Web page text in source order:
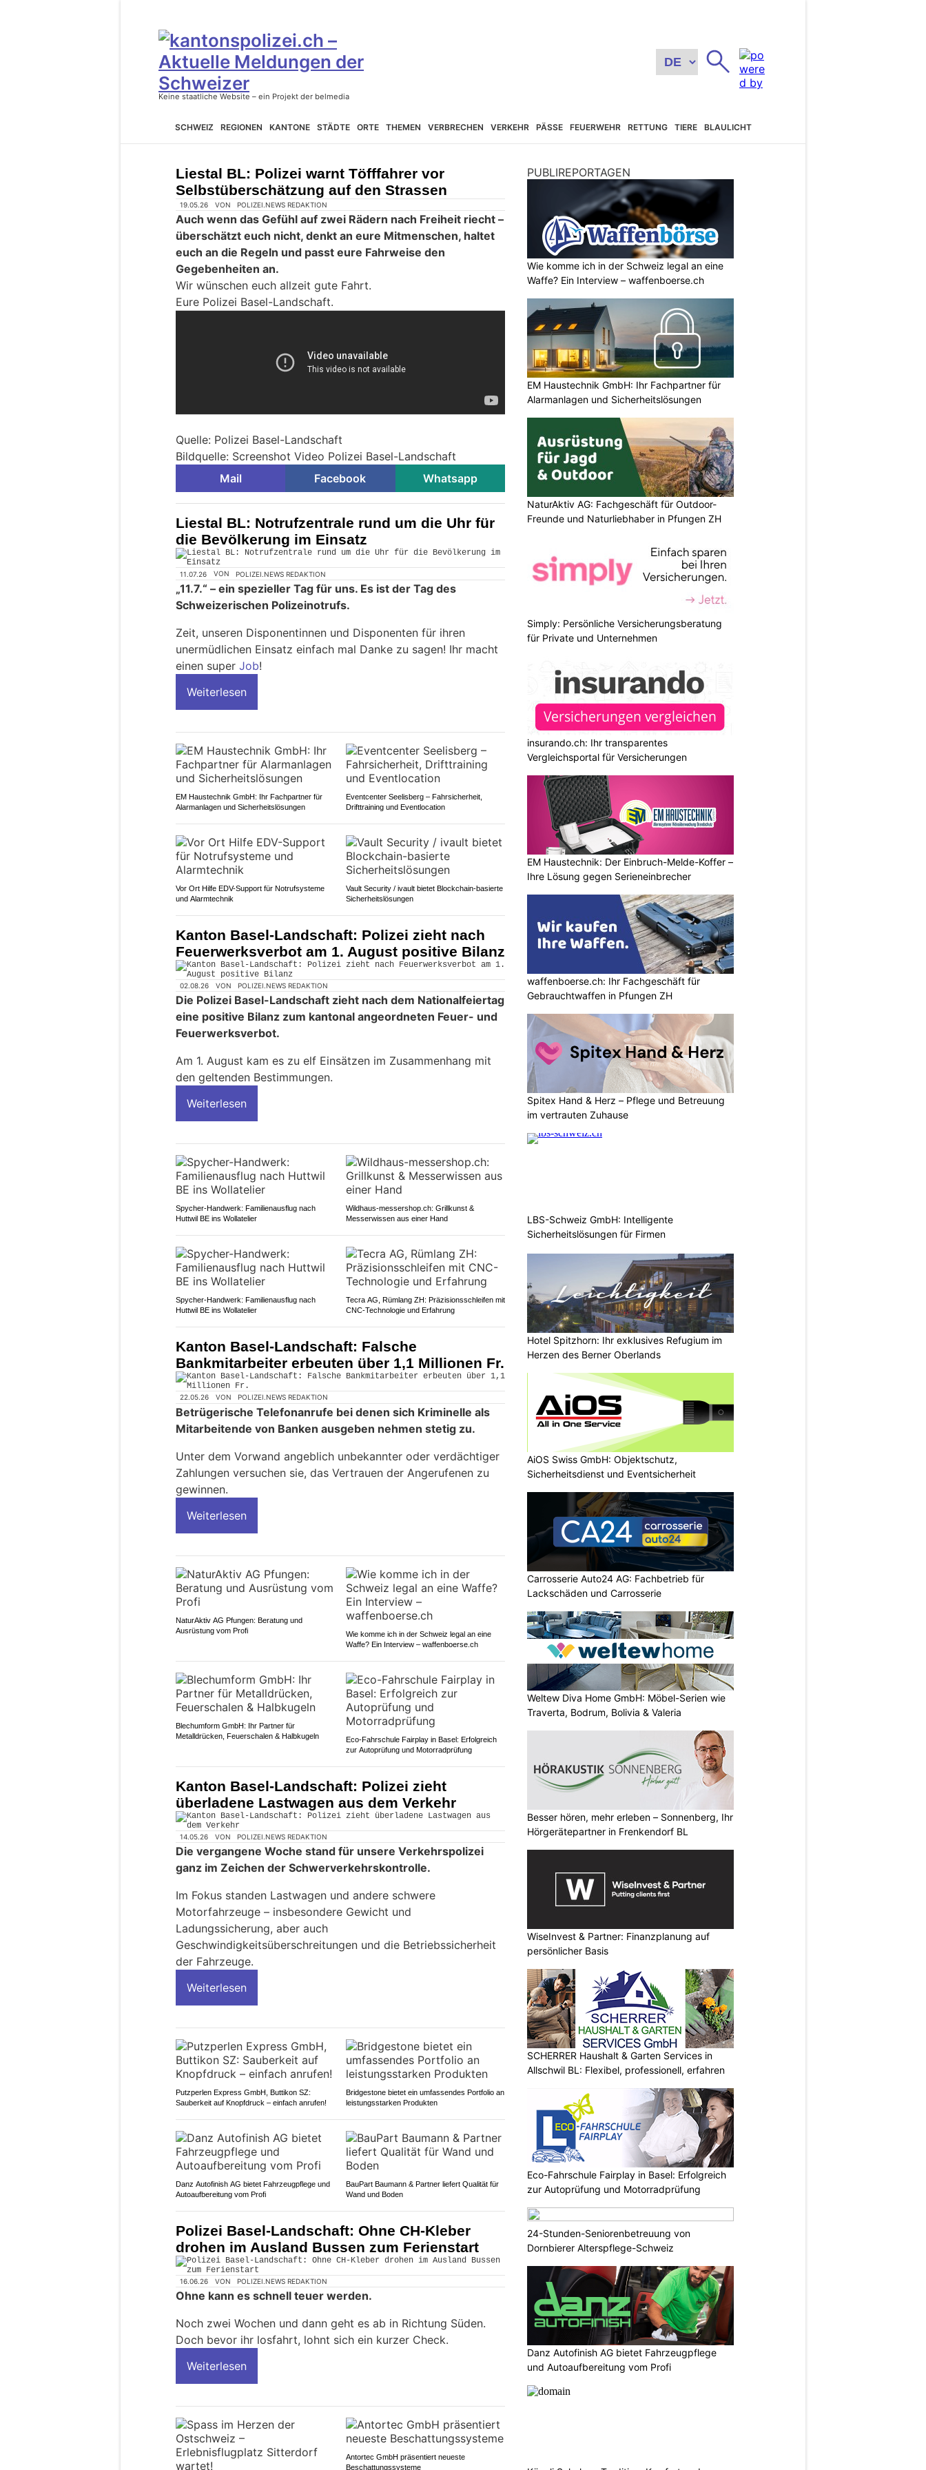
SCHWEIZ REGIONEN KANTONE STÄDTE ORTE THEMEN VERBRECHEN VERKEHR PÄSSE FEUERWEHR RETTUNG TIERE BLAULICHT
Liestal BL: Polizei warnt Töfffahrer vor
Selbstüberschätzung auf den Strassen
19.05.26 VON POLIZEI.NEWS REDAKTION
Auch wenn das Gefühl auf zwei Rädern nach Freiheit riecht –
überschätzt euch nicht, denkt an eure Mitmenschen, haltet
euch an die Regeln und passt eure Fahrweise den
Gegebenheiten an.
Wir wünschen euch allzeit gute Fahrt.
Eure Polizei Basel-Landschaft.
Quelle: Polizei Basel-Landschaft
Bildquelle: Screenshot Video Polizei Basel-Landschaft
Mail
Facebook Whatsapp
Liestal BL: Notrufzentrale rund um die Uhr für
die Bevölkerung im Einsatz
11.07.26 VON POLIZEI.NEWS REDAKTION
„11.7.“ – ein spezieller Tag für uns. Es ist der Tag des
Schweizerischen Polizeinotrufs.
Zeit, unseren Disponentinnen und Disponenten für ihren
unermüdlichen Einsatz einfach mal Danke zu sagen! Ihr macht
einen super Job!
Weiterlesen
EM Haustechnik GmbH: Ihr Fachpartner für
Alarmanlagen und Sicherheitslösungen
Eventcenter Seelisberg – Fahrsicherheit,
Drifttraining und Eventlocation
Vor Ort Hilfe EDV-Support für Notrufsysteme
und Alarmtechnik
Vault Security / ivault bietet Blockchain-basierte
Sicherheitslösungen
Kanton Basel-Landschaft: Polizei zieht nach
Feuerwerksverbot am 1. August positive Bilanz
02.08.26 VON POLIZEI.NEWS REDAKTION
Die Polizei Basel-Landschaft zieht nach dem Nationalfeiertag
eine positive Bilanz zum kantonal angeordneten Feuer- und
Feuerwerksverbot.
Am 1. August kam es zu elf Einsätzen im Zusammenhang mit
den geltenden Bestimmungen.
Weiterlesen
Spycher-Handwerk: Familienausflug nach
Huttwil BE ins Wollatelier
Wildhaus-messershop.ch: Grillkunst &
Messerwissen aus einer Hand
Spycher-Handwerk: Familienausflug nach
Huttwil BE ins Wollatelier
Tecra AG, Rümlang ZH: Präzisionsschleifen mit
CNC-Technologie und Erfahrung
Kanton Basel-Landschaft: Falsche
Bankmitarbeiter erbeuten über 1,1 Millionen Fr.
22.05.26 VON POLIZEI.NEWS REDAKTION
Betrügerische Telefonanrufe bei denen sich Kriminelle als
Mitarbeitende von Banken ausgeben nehmen stetig zu.
Unter dem Vorwand angeblich unbekannter oder verdächtiger
Zahlungen versuchen sie, das Vertrauen der Angerufenen zu
gewinnen.
Weiterlesen
NaturAktiv AG Pfungen: Beratung und
Ausrüstung vom Profi
Wie komme ich in der Schweiz legal an eine
Waffe? Ein Interview – waffenboerse.ch
Blechumform GmbH: Ihr Partner für
Metalldrücken, Feuerschalen & Halbkugeln
Eco-Fahrschule Fairplay in Basel: Erfolgreich
zur Autoprüfung und Motorradprüfung
Kanton Basel-Landschaft: Polizei zieht
überladene Lastwagen aus dem Verkehr
14.05.26 VON POLIZEI.NEWS REDAKTION
Die vergangene Woche stand für unsere Verkehrspolizei
ganz im Zeichen der Schwerverkehrskontrolle.
Im Fokus standen Lastwagen und andere schwere
Motorfahrzeuge – insbesondere Gewicht und
Ladungssicherung, aber auch
Geschwindigkeitsüberschreitungen und die Betriebssicherheit
der Fahrzeuge.
Weiterlesen
Putzperlen Express GmbH, Buttikon SZ:
Sauberkeit auf Knopfdruck – einfach anrufen!
Bridgestone bietet ein umfassendes Portfolio an
leistungsstarken Produkten
Danz Autofinish AG bietet Fahrzeugpflege und
Autoaufbereitung vom Profi
BauPart Baumann & Partner liefert Qualität für
Wand und Boden
Polizei Basel-Landschaft: Ohne CH-Kleber
drohen im Ausland Bussen zum Ferienstart
16.06.26 VON POLIZEI.NEWS REDAKTION
Ohne kann es schnell teuer werden.
Noch zwei Wochen und dann geht es ab in Richtung Süden.
Doch bevor ihr losfahrt, lohnt sich ein kurzer Check.
Weiterlesen
Antortec GmbH präsentiert neueste
Beschattungssysteme
PUBLIREPORTAGEN
Wie komme ich in der Schweiz legal an eine
Waffe? Ein Interview – waffenboerse.ch
EM Haustechnik GmbH: Ihr Fachpartner für
Alarmanlagen und Sicherheitslösungen
NaturAktiv AG: Fachgeschäft für Outdoor-
Freunde und Naturliebhaber in Pfungen ZH
Simply: Persönliche Versicherungsberatung
für Private und Unternehmen
insurando.ch: Ihr transparentes
Vergleichsportal für Versicherungen
EM Haustechnik: Der Einbruch-Melde-Koffer –
Ihre Lösung gegen Serieneinbrecher
waffenboerse.ch: Ihr Fachgeschäft für
Gebrauchtwaffen in Pfungen ZH
Spitex Hand & Herz – Pflege und Betreuung
im vertrauten Zuhause
LBS-Schweiz GmbH: Intelligente
Sicherheitslösungen für Firmen
Hotel Spitzhorn: Ihr exklusives Refugium im
Herzen des Berner Oberlands
AiOS Swiss GmbH: Objektschutz,
Sicherheitsdienst und Eventsicherheit
Carrosserie Auto24 AG: Fachbetrieb für
Lackschäden und Carrosserie
Weltew Diva Home GmbH: Möbel-Serien wie
Traverta, Bodrum, Bolivia & Valeria
Besser hören, mehr erleben – Sonnenberg, Ihr
Hörgerätepartner in Frenkendorf BL
WiseInvest & Partner: Finanzplanung auf
persönlicher Basis
SCHERRER Haushalt & Garten Services in
Allschwil BL: Flexibel, professionell, erfahren
Eco-Fahrschule Fairplay in Basel: Erfolgreich
zur Autoprüfung und Motorradprüfung
24-Stunden-Seniorenbetreuung von
Dornbierer Alterspflege-Schweiz
Danz Autofinish AG bietet Fahrzeugpflege
und Autoaufbereitung vom Profi